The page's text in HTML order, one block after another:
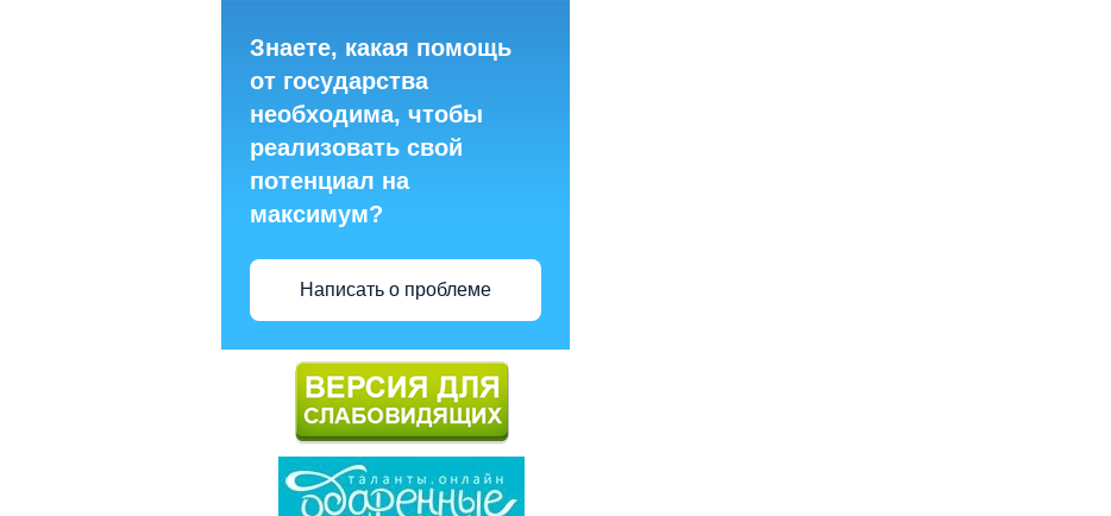
Знаете, какая помощь
от государства
необходима, чтобы
реализовать свой
потенциал на
максимум?
Написать о проблеме